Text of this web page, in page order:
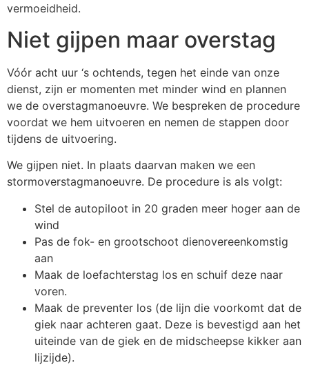
vermoeidheid.
Niet gijpen maar overstag
Vóór acht uur ‘s ochtends, tegen het einde van onze
dienst, zijn er momenten met minder wind en plannen
we de overstagmanoeuvre. We bespreken de procedure
voordat we hem uitvoeren en nemen de stappen door
tijdens de uitvoering.
We gijpen niet. In plaats daarvan maken we een
stormoverstagmanoeuvre. De procedure is als volgt:
Stel de autopiloot in 20 graden meer hoger aan de
wind
Pas de fok- en grootschoot dienovereenkomstig
aan
Maak de loefachterstag los en schuif deze naar
voren.
Maak de preventer los (de lijn die voorkomt dat de
giek naar achteren gaat. Deze is bevestigd aan het
uiteinde van de giek en de midscheepse kikker aan
lijzijde).